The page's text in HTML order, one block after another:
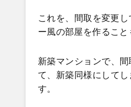
これを、間取を変更
ー風の部屋を作ること
新築マンションで、
て、新築同様にして
す。